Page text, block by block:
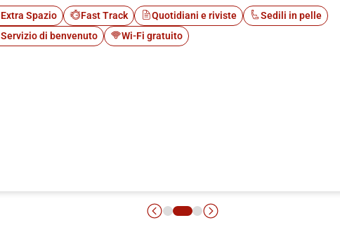
Extra Spazio Fast Track Quotidiani e riviste
Sedili in pelle
Servizio di benvenuto
Wi-Fi gratuito